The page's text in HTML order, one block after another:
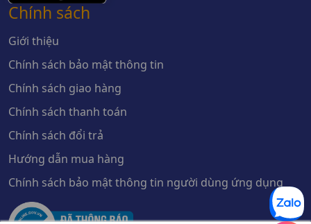
Chính sách
Giới thiệu
Chính sách bảo mật thông tin
Chính sách giao hàng
Chính sách thanh toán
Chính sách đổi trả
Hướng dẫn mua hàng
Chính sách bảo mật thông tin người dùng ứng dụng